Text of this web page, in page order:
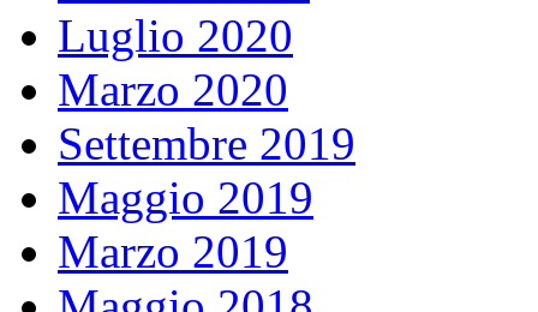
Luglio 2020
Marzo 2020
Settembre 2019
Maggio 2019
Marzo 2019